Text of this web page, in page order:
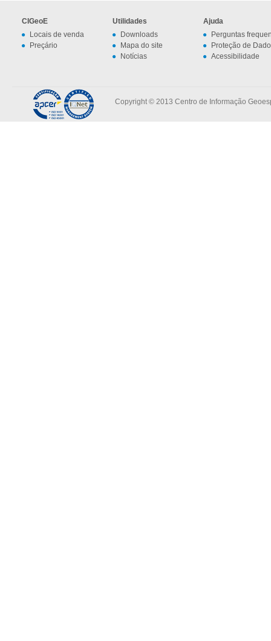
CIGeoE
Locais de venda
Preçário
Utilidades
Downloads
Mapa do site
Notícias
Ajuda
Perguntas
Proteção de
Acessibilidade
Copyright © 2013 Centro de Informação